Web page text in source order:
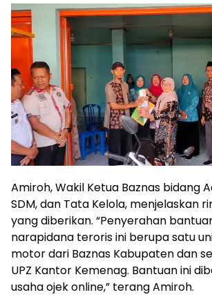
Amiroh, Wakil Ketua Baznas bidang
SDM, dan Tata Kelola, menjelaskan
yang diberikan. “Penyerahan
narapidana teroris ini berupa satu
motor dari Baznas Kabupaten dan
UPZ Kantor Kemenag. Bantuan ini
usaha ojek online,” terang Amiroh.